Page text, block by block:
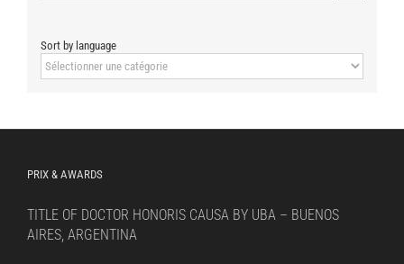
Sort by language
Sort
by
PRIX & AWARDS
TITLE OF DOCTOR HONORIS CAUSA BY UBA – BUENOS
AIRES, ARGENTINA